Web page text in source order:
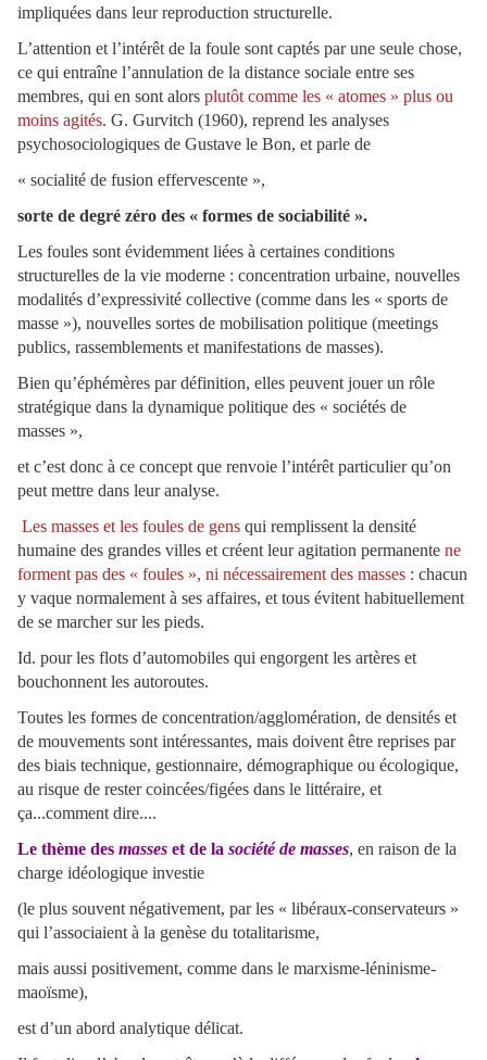
impliquées dans leur reproduction structurelle.
L’attention et l’intérêt de la foule sont captés par une seule chose,
ce qui entraîne l’annulation de la distance sociale entre ses
membres, qui en sont alors plutôt comme les « atomes » plus ou
moins agités. G. Gurvitch (1960), reprend les analyses
psychosociologiques de Gustave le Bon, et parle de
« socialité de fusion effervescente »,
sorte de degré zéro des « formes de sociabilité ».
Les foules sont évidemment liées à certaines conditions
structurelles de la vie moderne : concentration urbaine, nouvelles
modalités d’expressivité collective (comme dans les « sports de
masse »), nouvelles sortes de mobilisation politique (meetings
publics, rassemblements et manifestations de masses).
Bien qu’éphémères par définition, elles peuvent jouer un rôle
stratégique dans la dynamique politique des « sociétés de
masses »,
et c’est donc à ce concept que renvoie l’intérêt particulier qu’on
peut mettre dans leur analyse.
Les masses et les foules de gens qui remplissent la densité
humaine des grandes villes et créent leur agitation permanente ne
forment pas des « foules », ni nécessairement des masses : chacun
y vaque normalement à ses affaires, et tous évitent habituellement
de se marcher sur les pieds.
Id. pour les flots d’automobiles qui engorgent les artères et
bouchonnent les autoroutes.
Toutes les formes de concentration/agglomération, de densités et
de mouvements sont intéressantes, mais doivent être reprises par
des biais technique, gestionnaire, démographique ou écologique,
au risque de rester coincées/figées dans le littéraire, et
ça...comment dire....
Le thème des masses et de la société de masses, en raison de la
charge idéologique investie
(le plus souvent négativement, par les « libéraux-conservateurs »
qui l’associaient à la genèse du totalitarisme,
mais aussi positivement, comme dans le marxisme-léninisme-
maoïsme),
est d’un abord analytique délicat.